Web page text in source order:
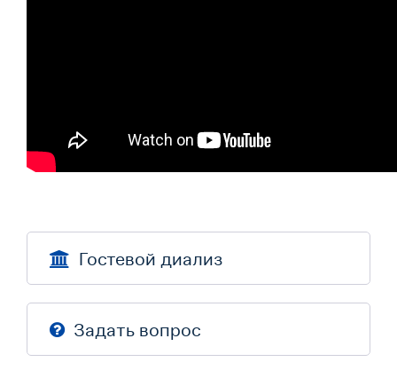
Гостевой диализ
Задать вопрос